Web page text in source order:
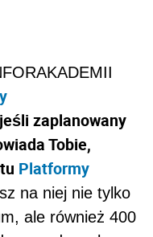
jeśli zaplanowany
Tobie,
Platformy
na niej nie tylko
ale również 400